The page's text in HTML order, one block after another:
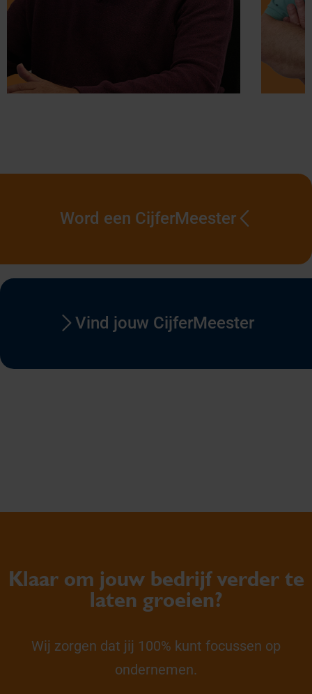
Word een CijferMeester
Vind jouw CijferMeester
Klaar om jouw bedrijf verder te
laten groeien?
Wij zorgen dat jij 100% kunt focussen op
ondernemen.